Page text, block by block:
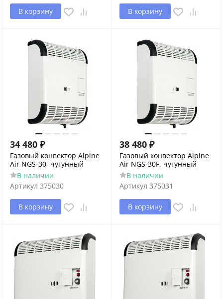
В корзину В корзину
34 480 ₽
Газовый конвектор Alpine
Air NGS-30, чугунный
В наличии
Артикул 375030
В корзину
38 480 ₽
Газовый конвектор Alpine
Air NGS-30F, чугунный
В наличии
Артикул 375031
В корзину